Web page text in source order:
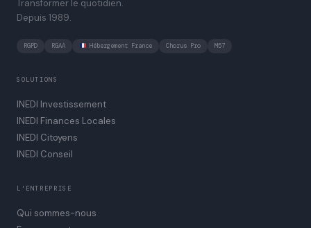
Transformer le quotidien.
Depuis 1989.
RGPD RGAA Hébergement France Chorus Pro M57
SOLUTIONS
INEDI Investissement
INEDI Finances Locales
INEDI Citoyens
INEDI Conseil
L'ENTREPRISE
Qui sommes-nous